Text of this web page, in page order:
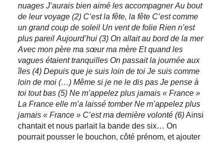
nuages J’aurais bien aimé les accompagner Au bout
de leur voyage (2) C’est la fête, la fête C’est comme
un grand coup de soleil Un vent de folie Rien n’est
plus pareil Aujourd’hui (3) On allait au bord de la mer
Avec mon père ma sœur ma mère Et quand les
vagues étaient tranquilles On passait la journée aux
îles (4) Depuis que je suis loin de toi Je suis comme
loin de moi (…) Même si je ne le dis pas Je pense à
toi tout bas (5) Ne m’appelez plus jamais « France »
La France elle m’a laissé tomber Ne m’appelez plus
jamais « France » C’est ma dernière volonté (6)Ainsi
chantait et nous parlait la bande des six… On
pourrait pousser le bouchon, côté prénom, et ajouter